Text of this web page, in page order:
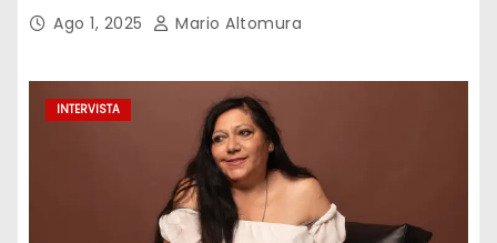
Ago 1, 2025 Mario Altomura
INTERVISTA